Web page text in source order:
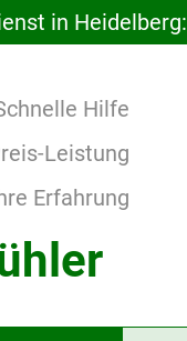
in Heidelberg:
Hilfe
Leistung
Erfahrung